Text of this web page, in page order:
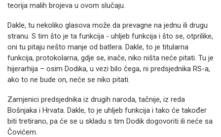
teorija malih brojeva u ovom slučaju.
Dakle, tu nekoliko glasova može da prevagne na jednu ili drugu
stranu. S tim što je ta funkcija - uhljeb funkcija i što se, otprilike,
oni tu pitaju nešto manje od batlera. Dakle, to je titularna
funkcija, protokolarna, gdje se, inače, niko ništa neće pitati. Tu je
hijerarhija – osim Dodika, u vezi bilo čega, ni predsjednika RS-a,
ako to ne bude on, neće se niko pitati.
Zamjenici predsjednika iz drugih naroda, tačnije, iz reda
Bošnjaka i Hrvata. Dakle, to je uhljeb funkcija i tako će također
biti tretirano, pa će se u skladu s tim Dodik dogovoriti ili neće sa
Čovićem.